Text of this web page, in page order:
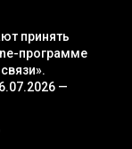
принять
программе
—